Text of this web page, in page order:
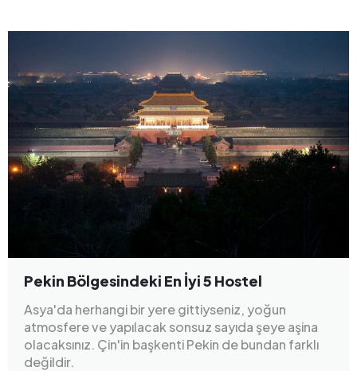
Pekin Bölgesindeki En İyi 5 Hostel
Asya'da herhangi bir yere gittiyseniz, yoğun
atmosfere ve yapılacak sonsuz sayıda şeye aşina
olacaksınız. Çin'in başkenti Pekin de bundan farklı
değildir.